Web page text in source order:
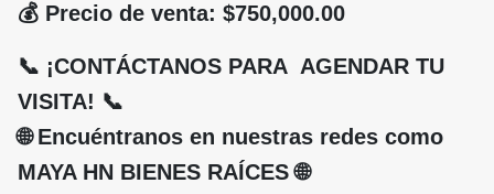
💰 Precio de venta: $750,000.00
📞 ¡CONTÁCTANOS PARA AGENDAR TU
VISITA! 📞
🌐 Encuéntranos en nuestras redes como
MAYA HN BIENES RAÍCES 🌐